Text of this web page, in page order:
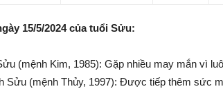
15/5/2024 của tuổi Sửu:
(mệnh Kim, 1985): Gặp nhiều may mắn vì
Sửu (mệnh Thủy, 1997): Được tiếp thêm sức